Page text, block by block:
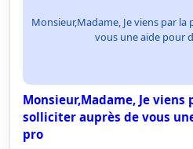
Monsieur,Madame, Je viens par
vous une aide pour
Monsieur,Madame, Je
solliciter auprès de vous
pro